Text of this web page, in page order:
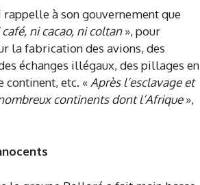
à son gouvernement que
ni cacao, ni coltan», pour
la fabrication des avions, des
échanges illégaux, des pillages en
continent, etc. «Après l’esclavage et
continents dont l’Afrique»,